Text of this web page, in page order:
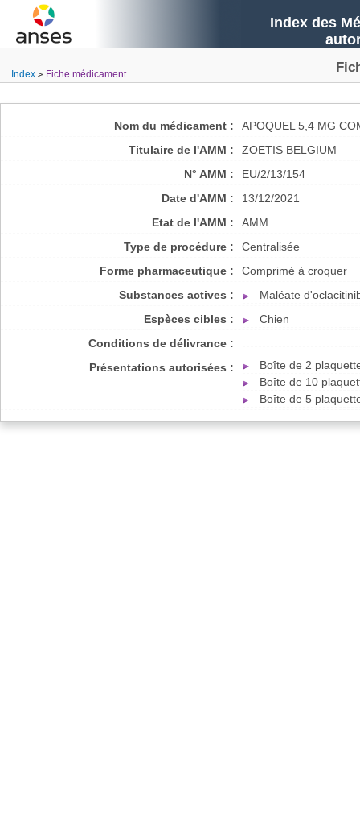
Index des
Index Fiche médicament
Nom du médicament :
APOQUEL 5,4 MG
Titulaire de l'AMM :
ZOETIS BELGIUM
N° AMM :
EU/2/13/154
Date d'AMM :
13/12/2021
Etat de l'AMM :
AMM
Type de procédure :
Centralisée
Forme pharmaceutique :
Comprimé à croquer
Substances actives :
Maléate
Espèces cibles :
Chien
Conditions de délivrance :
Présentations autorisées :
Boîte de 2
Boîte de 10
Boîte de 5